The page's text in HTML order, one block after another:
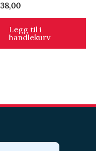
38,00
Legg til i
handlekurv